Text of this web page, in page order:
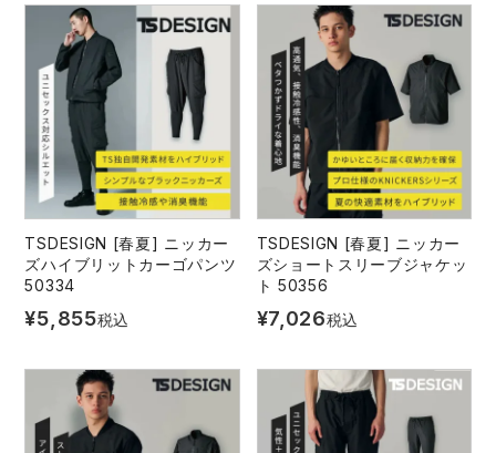
TSDESIGN [春夏] ニッカー
ズハイブリットカーゴパンツ
50334
¥5,855税込
TSDESIGN [春夏] ニッカー
ズショートスリーブジャケッ
ト 50356
¥7,026税込